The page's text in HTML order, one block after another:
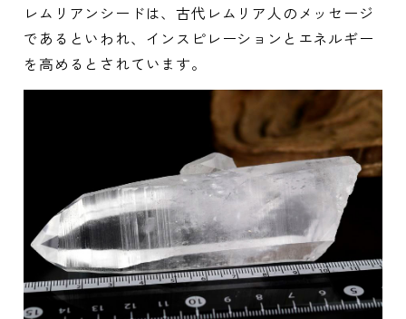
レムリアンシードは、古代レムリア人のメッセージ
であるといわれ、インスピレーションとエネルギー
を高めるとされています。